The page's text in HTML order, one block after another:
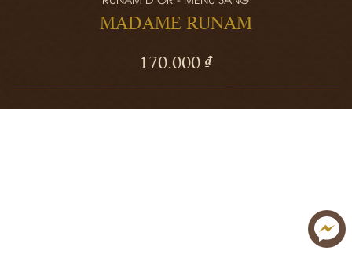
MADAME RUNAM
170.000 ₫